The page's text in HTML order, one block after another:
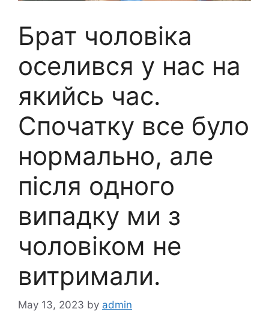
Брат чоловіка
оселився у нас на
якийсь час.
Спочатку все було
нормально, але
після одного
випадку ми з
чоловіком не
витримали.
May 13, 2023 by admin